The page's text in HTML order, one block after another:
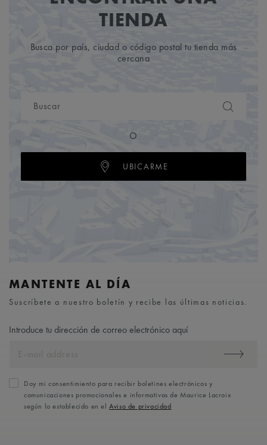
TIENDA
Busca por país, ciudad o código postal tu tienda más
cercana
O
UBICARME
MANTENTE AL DÍA
Suscríbete a nuestro boletín y recibe las últimas noticias.
Introduce tu dirección de correo electrónico aquí
Doy mi consentimiento para recibir boletines electrónicos y
comunicaciones promocionales e informativas de Maurice Lacroix
según lo establecido en elAviso de privacidad